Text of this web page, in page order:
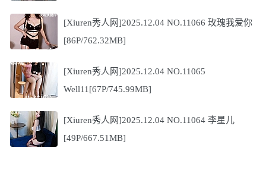
[Xiuren秀人网]2025.12.04 NO.11066 玫瑰我爱你
[86P/762.32MB]
[Xiuren秀人网]2025.12.04 NO.11065
Well11[67P/745.99MB]
[Xiuren秀人网]2025.12.04 NO.11064 李星儿
[49P/667.51MB]